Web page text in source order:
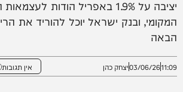
יציבה על 1.9% באפריל הודות
הבאה
11:09
03/06/26יצחק כהן אין תגובות